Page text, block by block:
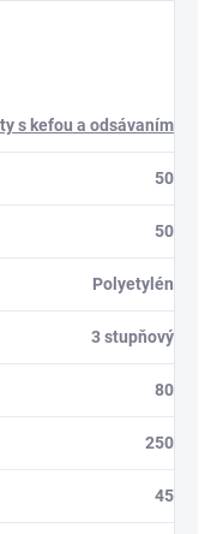
s kefou a odsávaním
50
50
Polyetylén
3 stupňový
80
250
45